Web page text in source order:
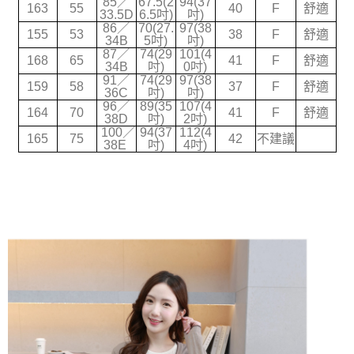
2.透過簡訊連結打開帳單後，可選擇「超商條碼／台灣大直營門市／銀行轉
帳／街口支付／iPASS MONEY」等通路繳費。
【注意事項】
1.本服務係由「台灣大哥大股份有限公司」（以下簡稱本公司）所提供，讓
用戶於交易時，得透過本服務購買商品或服務，並由商店將買賣／分期付款
買賣價金債權讓與本公司後，依約使用本公司帳單繳交帳款。
2.基於同意付款使用「大哥付你分期」之契約關係目的，商店將以您的個人
資料（包含姓名、電話或地址）提供予台灣大哥大進項蒐集、處理及利用，
由本公司與您本人進行分期帳單所需資料之確認、核對及更正。
3.完整用戶服務條款，請詳閱以下連結：https://oppay.tw/userRule
宅配
每筆NT$70，滿NT$699(含以上)免運費
163 55
33.5D 6.5吋)
吋)
40 F
舒適
155
53
86／
34B
70(27.
5吋)
97(38
吋)
38 F
舒適
168
65
87／
34B
74(29
吋)
101(4
0吋)
41 F
舒適
159
58
91／
36C
74(29
吋)
97(38
吋)
37 F
舒適
164
70
96／
38D
89(35
吋)
107(4
2吋)
41 F
舒適
165
75
100／
38E
94(37
吋)
112(4
4吋)
42 不建議